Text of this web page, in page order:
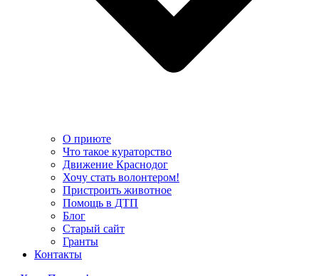
О приюте
Что такое кураторство
Движение Краснодог
Хочу стать волонтером!
Пристроить животное
Помощь в ДТП
Блог
Старый сайт
Гранты
Контакты